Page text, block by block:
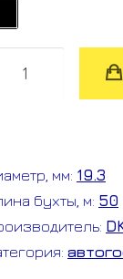
мм: 19.3
бухты, м: 50